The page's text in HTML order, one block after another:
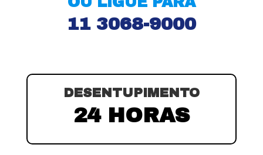
11 3068-9000
DESENTUPIMENTO
24 HORAS